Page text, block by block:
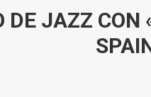
DE JAZZ CON